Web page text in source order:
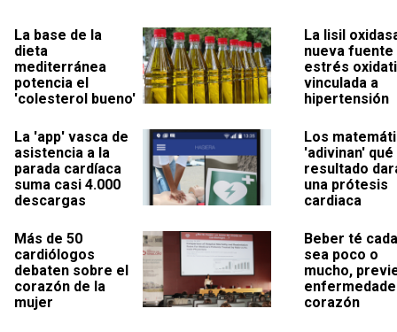
La base de la
dieta
mediterránea
potencia el
'colesterol bueno'
La lisil
nueva fuente
estrés
vinculada a
hipertensión
La 'app' vasca de
asistencia a la
parada cardíaca
suma casi 4.000
descargas
Los
'adivinan' qué
resultado
una prótesis
cardiaca
Más de 50
cardiólogos
debaten sobre el
corazón de la
mujer
Beber té
sea poco o
mucho,
corazón